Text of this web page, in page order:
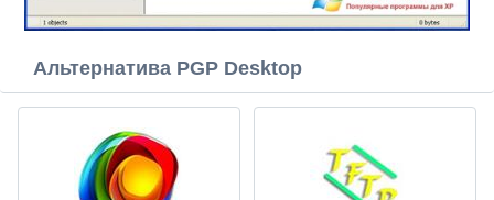
Альтернатива PGP Desktop